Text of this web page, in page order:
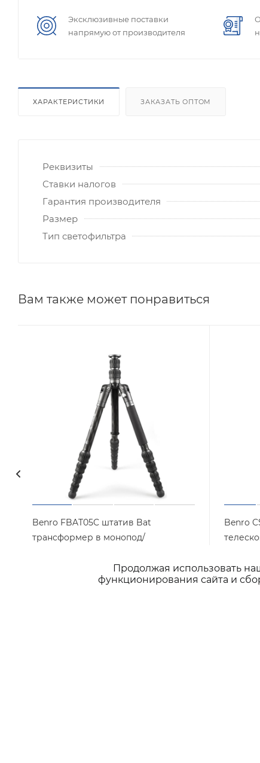
Продолжая использовать
функционирования сайта и
Эксклюзивные поставки
напрямую от производителя
ХАРАКТЕРИСТИКИ ЗАКАЗАТЬ ОПТОМ
Реквизиты
Ставки налогов
Гарантия производителя
Размер
Тип светофильтра
Вам также может понравиться
Benro FBAT05C штатив Bat
трансформер в монопод/
Арт.: FBAT05C
Benro